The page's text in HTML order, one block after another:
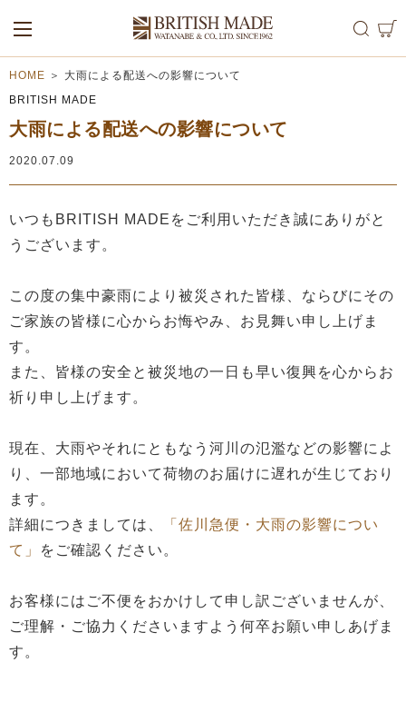
ALL MEN
WOMEN
HOME ＞ 大雨による配送への影響について
BRITISH MADE
大雨による配送への影響について
2020.07.09
いつもBRITISH MADEをご利用いただき誠にありがと
うございます。
この度の集中豪雨により被災された皆様、ならびにその
ご家族の皆様に心からお悔やみ、お見舞い申し上げま
す。
また、皆様の安全と被災地の一日も早い復興を心からお
祈り申し上げます。
現在、大雨やそれにともなう河川の氾濫などの影響によ
り、一部地域において荷物のお届けに遅れが生じており
ます。
詳細につきましては、
「佐川急便・大雨の影響につい
て」
をご確認ください。
お客様にはご不便をおかけして申し訳ございませんが、
ご理解・ご協力くださいますよう何卒お願い申しあげま
す。